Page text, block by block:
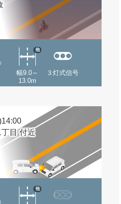
幅9.0～
13.0m
他
３灯式信号
目 付近
他